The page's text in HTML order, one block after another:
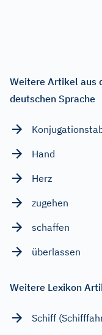
Weitere Artikel aus
deutschen Sprache
Hand
Herz
zugehen
schaffen
überlassen
Weitere Lexikon
Schiff